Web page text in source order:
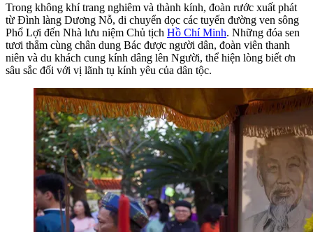
Trong không khí trang nghiêm và thành kính, đoàn rước xuất phát
từ Đình làng Dương Nỗ, di chuyển dọc các tuyến đường ven sông
Phổ Lợi đến Nhà lưu niệm Chủ tịch Hồ Chí Minh. Những đóa sen
tươi thắm cùng chân dung Bác được người dân, đoàn viên thanh
niên và du khách cung kính dâng lên Người, thể hiện lòng biết ơn
sâu sắc đối với vị lãnh tụ kính yêu của dân tộc.